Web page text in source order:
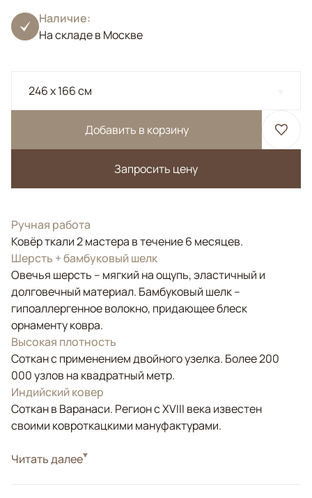
Наличие:
На складе в Москве
246 x 166 см
Добавить в корзину
Запросить цену
Ручная работа
Ковёр ткали 2 мастера в течение 6 месяцев.
Шерсть + бамбуковый шелк
Овечья шерсть – мягкий на ощупь, эластичный и
долговечный материал. Бамбуковый шелк –
гипоаллергенное волокно, придающее блеск
орнаменту ковра.
Высокая плотность
Соткан с применением двойного узелка. Более 200
000 узлов на квадратный метр.
Индийский ковер
Соткан в Варанаси. Регион с XVIII века известен
своими ковроткацкими мануфактурами.
СтильКлассические
Читать далее